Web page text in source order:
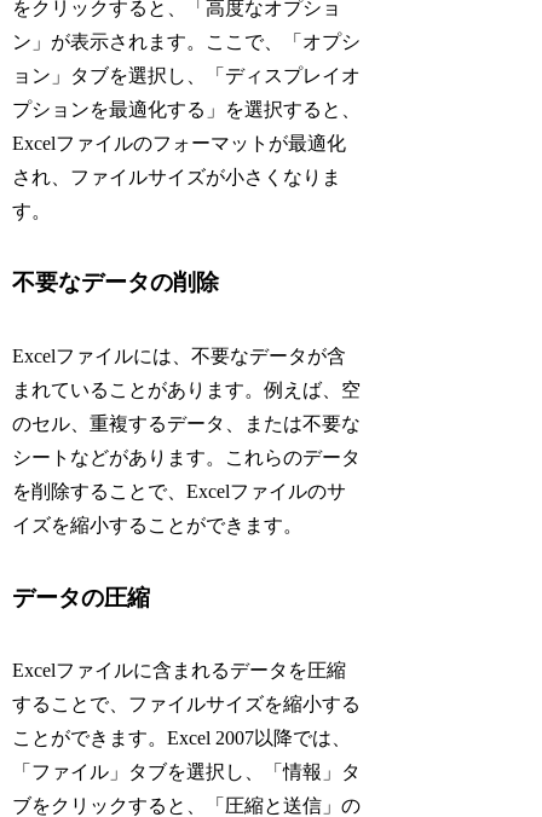
をクリックすると、「高度なオプショ
ン」が表示されます。ここで、「オプシ
ョン」タブを選択し、「ディスプレイオ
プションを最適化する」を選択すると、
Excelファイルのフォーマットが最適化
され、ファイルサイズが小さくなりま
す。
不要なデータの削除
Excelファイルには、不要なデータが含
まれていることがあります。例えば、空
のセル、重複するデータ、または不要な
シートなどがあります。これらのデータ
を削除することで、Excelファイルのサ
イズを縮小することができます。
データの圧縮
Excelファイルに含まれるデータを圧縮
することで、ファイルサイズを縮小する
ことができます。Excel 2007以降では、
「ファイル」タブを選択し、「情報」タ
ブをクリックすると、「圧縮と送信」の